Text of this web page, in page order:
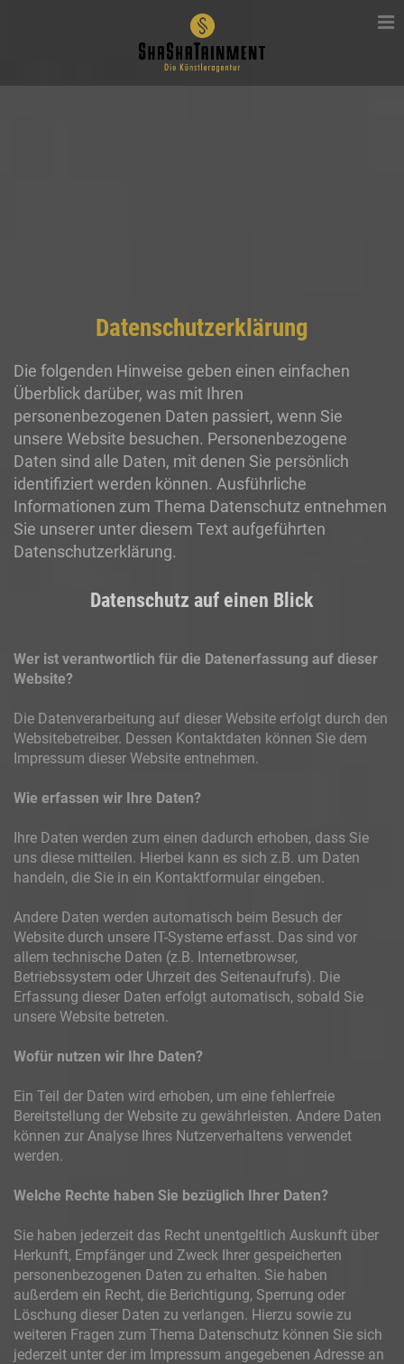
Datenschutzerklärung
Die folgenden Hinweise geben einen einfachen
Überblick darüber, was mit Ihren
personenbezogenen Daten passiert, wenn Sie
unsere Website besuchen. Personenbezogene
Daten sind alle Daten, mit denen Sie persönlich
identifiziert werden können. Ausführliche
Informationen zum Thema Datenschutz entnehmen
Sie unserer unter diesem Text aufgeführten
Datenschutzerklärung.
Datenschutz auf einen Blick
Wer ist verantwortlich für die Datenerfassung auf dieser
Website?
Die Datenverarbeitung auf dieser Website erfolgt durch den
Websitebetreiber. Dessen Kontaktdaten können Sie dem
Impressum dieser Website entnehmen.
Wie erfassen wir Ihre Daten?
Ihre Daten werden zum einen dadurch erhoben, dass Sie
uns diese mitteilen. Hierbei kann es sich z.B. um Daten
handeln, die Sie in ein Kontaktformular eingeben.
Andere Daten werden automatisch beim Besuch der
Website durch unsere IT-Systeme erfasst. Das sind vor
allem technische Daten (z.B. Internetbrowser,
Betriebssystem oder Uhrzeit des Seitenaufrufs). Die
Erfassung dieser Daten erfolgt automatisch, sobald Sie
unsere Website betreten.
Wofür nutzen wir Ihre Daten?
Ein Teil der Daten wird erhoben, um eine fehlerfreie
Bereitstellung der Website zu gewährleisten. Andere Daten
können zur Analyse Ihres Nutzerverhaltens verwendet
werden.
Welche Rechte haben Sie bezüglich Ihrer Daten?
Sie haben jederzeit das Recht unentgeltlich Auskunft über
Herkunft, Empfänger und Zweck Ihrer gespeicherten
personenbezogenen Daten zu erhalten. Sie haben
außerdem ein Recht, die Berichtigung, Sperrung oder
Löschung dieser Daten zu verlangen. Hierzu sowie zu
weiteren Fragen zum Thema Datenschutz können Sie sich
jederzeit unter der im Impressum angegebenen Adresse an